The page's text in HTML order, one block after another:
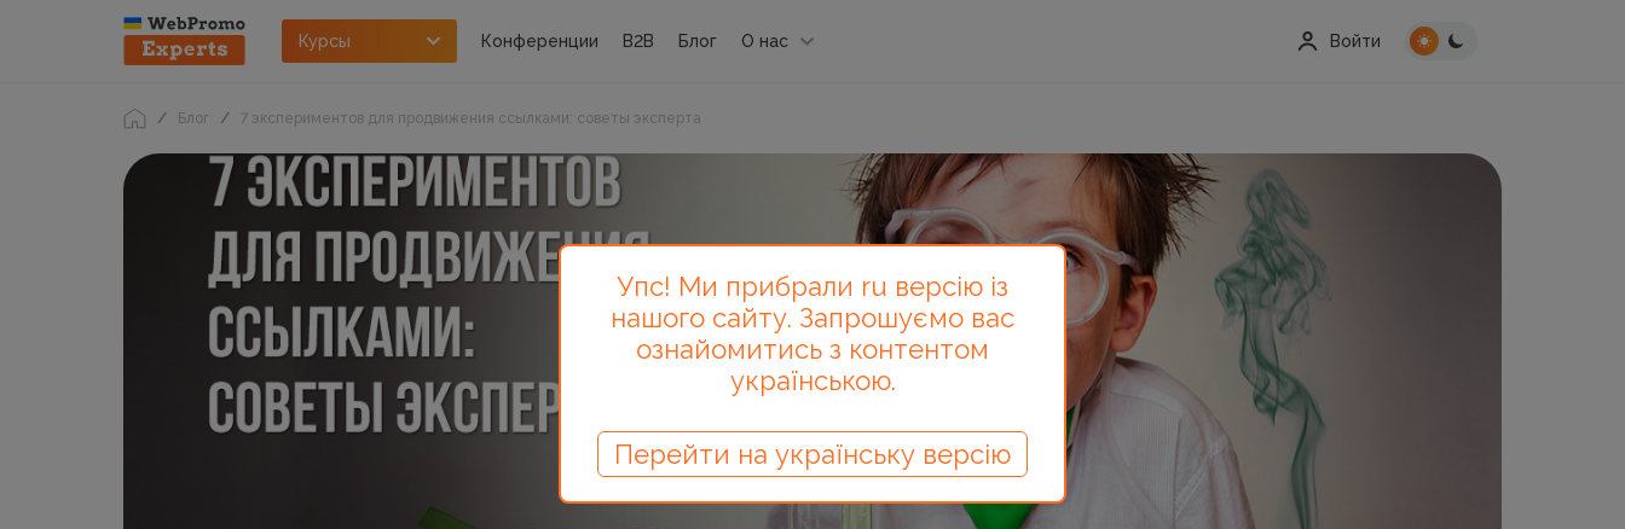
Курсы Конференции B2B Блог О нас Войти
Блог 7 экспериментов для продвижения ссылками: советы эксперта
Упс! Ми прибрали ru версію із
нашого сайту. Запрошуємо вас
ознайомитись з контентом
українською.
Перейти на українську версію